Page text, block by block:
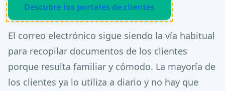
Descubre los portales de clientes
El correo electrónico sigue siendo la vía habitual
para recopilar documentos de los clientes
porque resulta familiar y cómodo. La mayoría de
los clientes ya lo utiliza a diario y no hay que